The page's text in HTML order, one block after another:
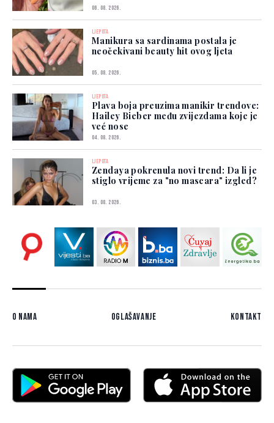
06. 08. 2026.
LJEPOTA
Manikura sa sardinama postala je
neočekivani beauty hit ovog ljeta
05. 08. 2026.
LJEPOTA
Plava boja preuzima manikir trendove:
Hailey Bieber među zvijezdama koje je
već nose
04. 08. 2026.
LJEPOTA
Zendaya pokrenula novi trend: Da li je
stiglo vrijeme za "no mascara" izgled?
03. 08. 2026.
O nama Oglašavanje Kontakt